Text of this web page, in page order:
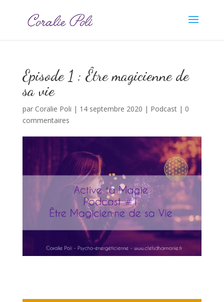
Episode 1 : Être magicien·ne de
sa vie
par Coralie Poli | 14 septembre 2020 | Podcast| 0
commentaires